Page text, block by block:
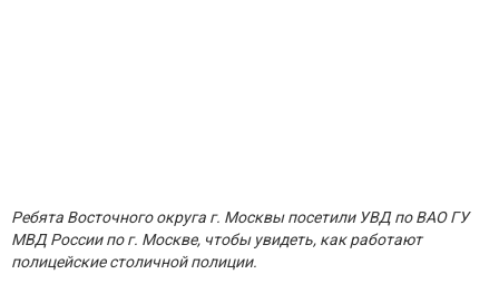
Ребята Восточного округа г. Москвы посетили УВД по ВАО ГУ
МВД России по г. Москве, чтобы увидеть, как работают
полицейские столичной полиции.